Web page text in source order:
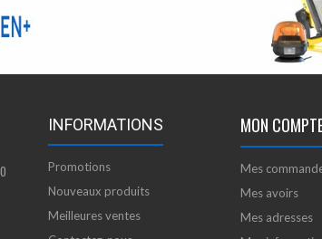
INFORMATIONS
Promotions
Nouveaux produits
Meilleures ventes
MON
Mes
Mes avoirs
Mes adresses